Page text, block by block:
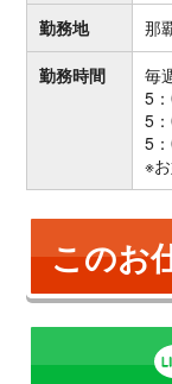
勤務地
那
勤務時間
毎
5
5
5
※
このお